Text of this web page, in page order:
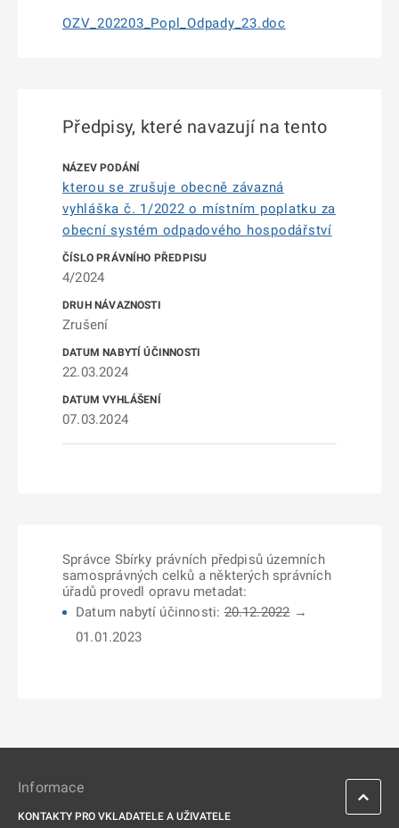
OZV_202203_Popl_Odpady_23.doc
Předpisy, které navazují na tento
kterou se zrušuje obecně závazná
vyhláška č. 1/2022 o místním poplatku za
obecní systém odpadového hospodářství
4/2024
Zrušení
22.03.2024
07.03.2024
Správce Sbírky právních předpisů územních
samosprávných celků a některých správních
úřadů provedl opravu metadat:
Datum nabytí účinnosti:20.12.2022→
01.01.2023
Informace
KONTAKTY PRO VKLADATELE A UŽIVATELE